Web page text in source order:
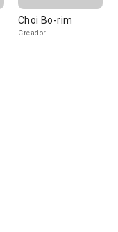
Choi Bo-rim
Creador